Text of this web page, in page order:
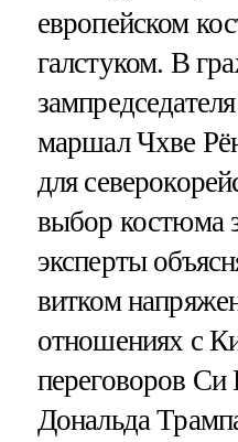
европейском
галстуком. В
маршал Чхве
для
выбор костюма
эксперты
витком
отношениях с
переговоров Си
Дональда